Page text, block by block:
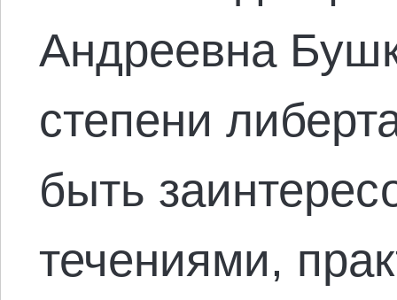
Андреевна
степени
быть
течениями,